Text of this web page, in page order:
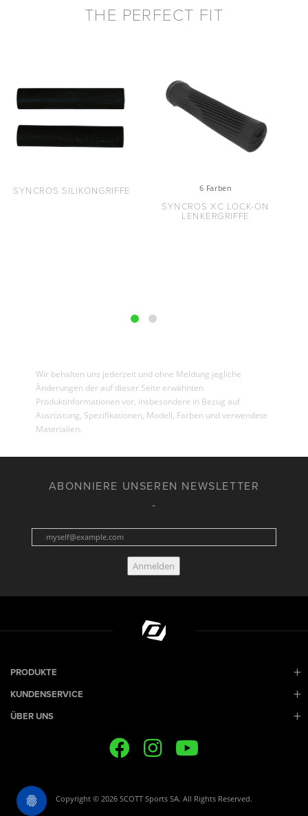
THE PERFECT FIT
SYNCROS SILIKONGRIFFE 6 Farben
SYNCROS XC LOCK-ON
LENKERGRIFFE
Wir behalten uns jederzeit und ohne Meldung jegliche
Änderungen der auf dieser Seite erwähnten
Produktinformationen vor, insbesondere in Bezug auf
Ausrüstung, Spezifikationen, Modell, Farben und verwendete
Materialien.
ABONNIERE UNSEREN NEWSLETTER
Anmelden
PRODUKTE
KUNDENSERVICE
ÜBER UNS
Copyright © 2026 SCOTT Sports SA. All Rights Reserved.